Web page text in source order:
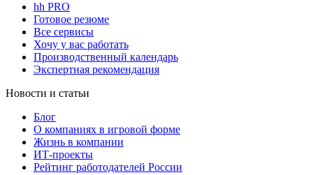
hh PRO
Готовое резюме
Все сервисы
Хочу у вас работать
Производственный календарь
Экспертная рекомендация
Новости и статьи
Блог
О компаниях в игровой форме
Жизнь в компании
ИТ-проекты
Рейтинг работодателей России